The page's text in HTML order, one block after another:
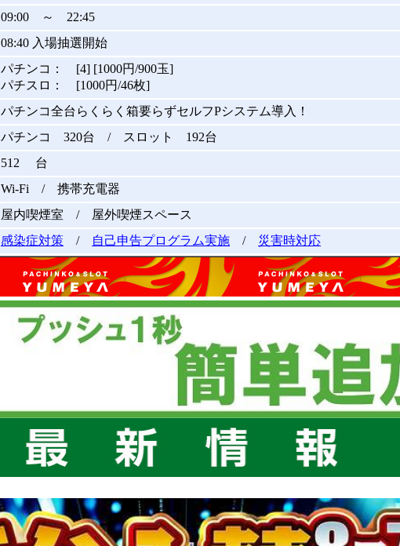
09:00 ～ 22:45
08:40 入場抽選開始
パチンコ： [4] [1000円/900玉]
パチスロ： [1000円/46枚]
パチンコ全台らくらく箱要らずセルフPシステム導入！
パチンコ 320台 / スロット 192台
512 台
Wi-Fi / 携帯充電器
屋内喫煙室 / 屋外喫煙スペース
感染症対策 / 自己申告プログラム実施 / 災害時対応